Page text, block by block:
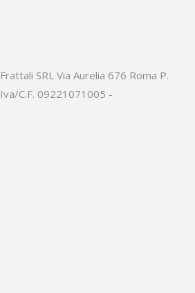
Frattali SRL Via Aurelia 676 Roma P.
Iva/C.F. 09221071005 -